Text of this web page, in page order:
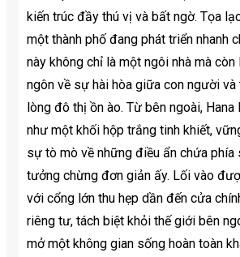
kiến trúc đầy thú vị và bất ngờ. Tọa
một thành phố đang phát triển nhanh
này không chỉ là một ngôi nhà mà
ngôn về sự hài hòa giữa con người
lòng đô thị ồn ào. Từ bên ngoài, Hana
như một khối hộp trắng tinh khiết,
sự tò mò về những điều ẩn chứa phía
tưởng chừng đơn giản ấy. Lối vào
với cổng lớn thu hẹp dần đến cửa
riêng tư, tách biệt khỏi thế giới bên
mở một không gian sống hoàn toàn